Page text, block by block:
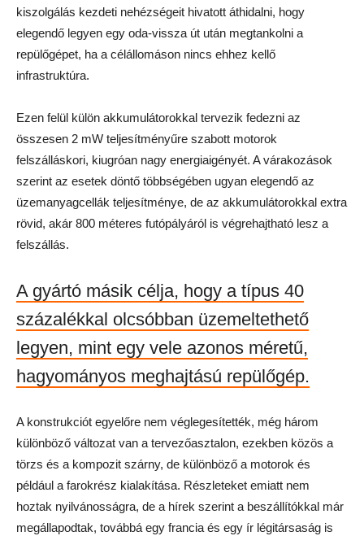
kiszolgálás kezdeti nehézségeit hivatott áthidalni, hogy
elegendő legyen egy oda-vissza út után megtankolni a
repülőgépet, ha a célállomáson nincs ehhez kellő
infrastruktúra.
Ezen felül külön akkumulátorokkal tervezik fedezni az
összesen 2 mW teljesítményűre szabott motorok
felszálláskori, kiugróan nagy energiaigényét. A várakozások
szerint az esetek döntő többségében ugyan elegendő az
üzemanyagcellák teljesítménye, de az akkumulátorokkal extra
rövid, akár 800 méteres futópályáról is végrehajtható lesz a
felszállás.
A gyártó másik célja, hogy a típus 40
százalékkal olcsóbban üzemeltethető
legyen, mint egy vele azonos méretű,
hagyományos meghajtású repülőgép.
A konstrukciót egyelőre nem véglegesítették, még három
különböző változat van a tervezőasztalon, ezekben közös a
törzs és a kompozit szárny, de különböző a motorok és
például a farokrész kialakítása. Részleteket emiatt nem
hoztak nyilvánosságra, de a hírek szerint a beszállítókkal már
megállapodtak, továbbá egy francia és egy ír légitársaság is